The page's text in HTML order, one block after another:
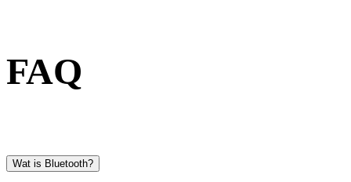
FAQ
Wat is Bluetooth?